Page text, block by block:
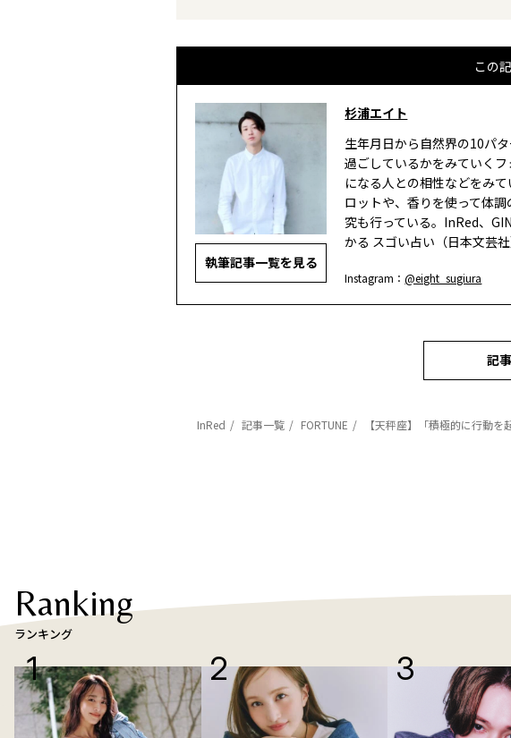
この
執筆記事一覧を見る
杉浦エイト
生年月日から自然界の10パ
過ごしているかをみていく
になる人との相性などをみ
ロットや、香りを使って体
究も行っている。InRed、
かる スゴい占い（日本文芸
Instagram：@eight_sugiura
記
InRed 記事一覧 FORTUNE 【天秤座】「積極的に行動
Ranking
ランキング